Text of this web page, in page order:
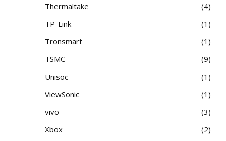
Thermaltake
4
TP-Link
1
Tronsmart
1
TSMC
9
Unisoc
1
ViewSonic
1
vivo
3
Xbox
2